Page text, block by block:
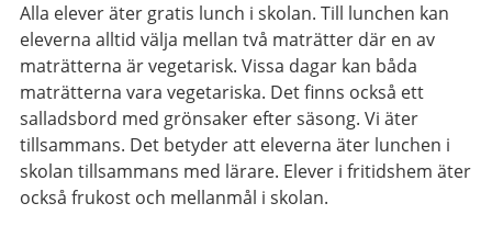
Alla elever äter gratis lunch i skolan. Till lunchen kan
eleverna alltid välja mellan två maträtter där en av
maträtterna är vegetarisk. Vissa dagar kan båda
maträtterna vara vegetariska. Det finns också ett
salladsbord med grönsaker efter säsong. Vi äter
tillsammans. Det betyder att eleverna äter lunchen i
skolan tillsammans med lärare. Elever i fritidshem äter
också frukost och mellanmål i skolan.